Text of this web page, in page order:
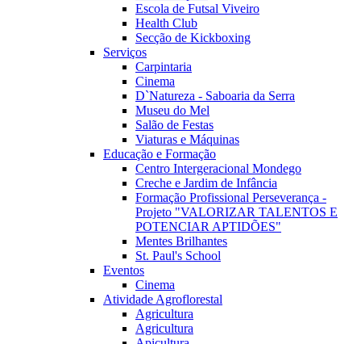
Escola de Futsal Viveiro
Health Club
Secção de Kickboxing
Serviços
Carpintaria
Cinema
D`Natureza - Saboaria da Serra
Museu do Mel
Salão de Festas
Viaturas e Máquinas
Educação e Formação
Centro Intergeracional Mondego
Creche e Jardim de Infância
Formação Profissional Perseverança -
Projeto "VALORIZAR TALENTOS E
POTENCIAR APTIDÕES"
Mentes Brilhantes
St. Paul's School
Eventos
Cinema
Atividade Agroflorestal
Agricultura
Agricultura